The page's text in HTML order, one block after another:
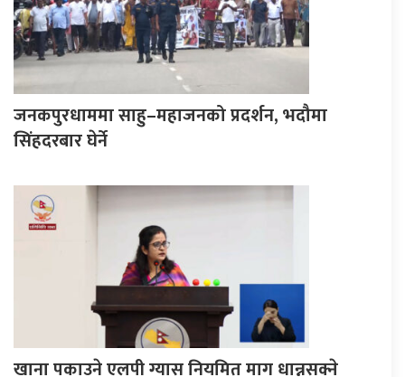
जनकपुरधाममा साहु–महाजनको प्रदर्शन, भदौमा
सिंहदरबार घेर्ने
खाना पकाउने एलपी ग्यास नियमित माग धान्नसक्ने